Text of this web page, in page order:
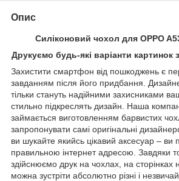
Опис
Силіконовий чохол для OPPO
Друкуємо будь-які варіанти
Захистити смартфон від пошкоджень є
завданням після його придбання.
тільки стануть надійними захисниками
стильно підкреслять дизайн. Наша
займається виготовленням барвистих
запропонувати самі оригінальні
ви шукайте якийсь цікавий аксесуар – ви
правильною інтернет адресою. Завдяки
здійснюємо друк на чохлах, на сторінках
можна зустріти абсолютно різні і